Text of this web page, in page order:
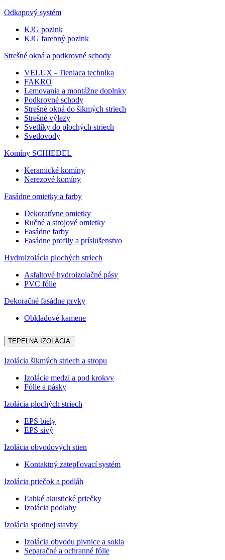
Odkapový systém
KJG pozink
KJG farebný pozink
Strešné okná a podkrovné schody
VELUX - Tieniaca technika
FAKRO
Lemovania a montážne doplnky
Podkrovné schody
Strešné okná do šikmých striech
Strešné výlezy
Svetlíky do plochých striech
Svetlovody
Komíny SCHIEDEL
Keramické komíny
Nerezové komíny
Fasádne omietky a farby
Dekoratívne omietky
Ručné a strojové omietky
Fasádne farby
Fasádne profily a príslušenstvo
Hydroizolácia plochých striech
Asfaltové hydroizolačné pásy
PVC fólie
Dekoračné fasádne prvky
Obkladové kamene
TEPELNÁ IZOLÁCIA
Izolácia šikmých striech a stropu
Izolácie medzi a pod krokvy
Fólie a pásky
Izolácia plochých striech
EPS biely
EPS sivý
Izolácia obvodových stien
Kontaktný zatepľovací systém
Izolácia priečok a podláh
Ľahké akustické priečky
Izolácia podlahy
Izolácia spodnej stavby
Izolácia obvodu pivnice a sokla
Separačné a ochranné fólie